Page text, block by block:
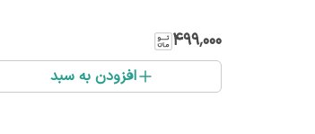
۴۹۹٬۰۰۰
افزودن به سبد